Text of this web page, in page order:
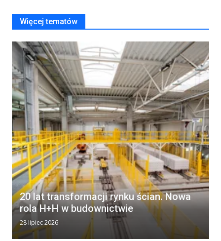
Więcej tematów
20 lat transformacji rynku ścian. Nowa
rola H+H w budownictwie
28 lipiec 2026